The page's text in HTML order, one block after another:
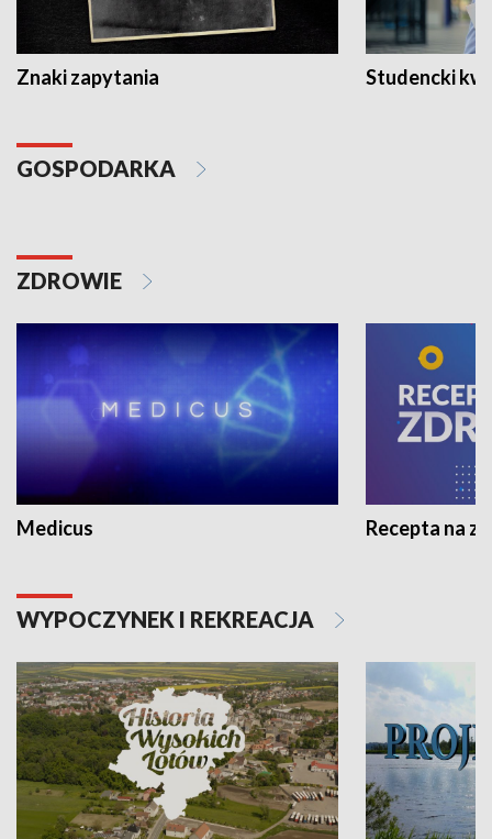
Znaki zapytania Studencki
GOSPODARKA
ZDROWIE
Medicus Recepta na
WYPOCZYNEK I REKREACJA